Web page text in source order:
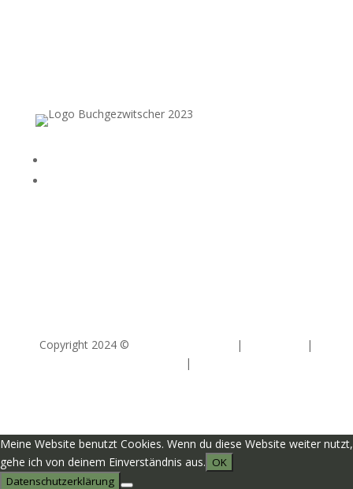
Copyright 2024 © |
|
|
Meine Website benutzt Cookies. Wenn du diese Website weiter nutzt,
gehe ich von deinem Einverständnis aus. OK
Datenschutzerklärung